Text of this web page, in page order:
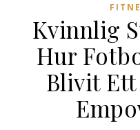
Kvinnlig
Hur
Blivit